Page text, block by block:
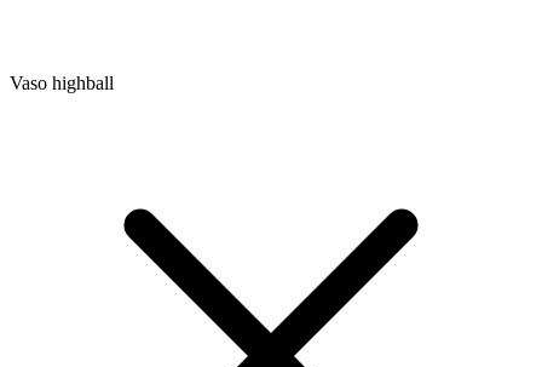
Vaso highball